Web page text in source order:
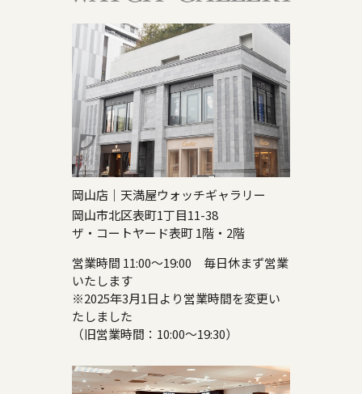
岡山店｜天満屋ウォッチギャラリー
岡山市北区表町1丁目11-38
ザ・コートヤード表町 1階・2階
営業時間 11:00～19:00 毎日休まず営業
いたします
※2025年3月1日より営業時間を変更い
たしました
（旧営業時間：10:00～19:30）